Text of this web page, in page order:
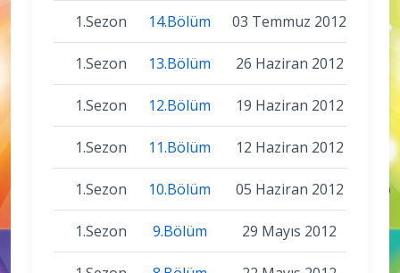
1.Sezon 14.Bölüm 03 Temmuz 2012
1.Sezon 13.Bölüm 26 Haziran 2012
1.Sezon 12.Bölüm 19 Haziran 2012
1.Sezon 11.Bölüm 12 Haziran 2012
1.Sezon 10.Bölüm 05 Haziran 2012
1.Sezon 9.Bölüm 29 Mayıs 2012